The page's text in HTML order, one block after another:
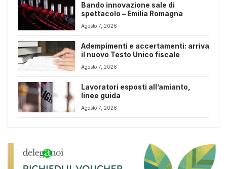
Bando innovazione sale di
spettacolo – Emilia Romagna
Agosto 7, 2026
Adempimenti e accertamenti: arriva
il nuovo Testo Unico fiscale
Agosto 7, 2026
Lavoratori esposti all’amianto,
linee guida
Agosto 7, 2026